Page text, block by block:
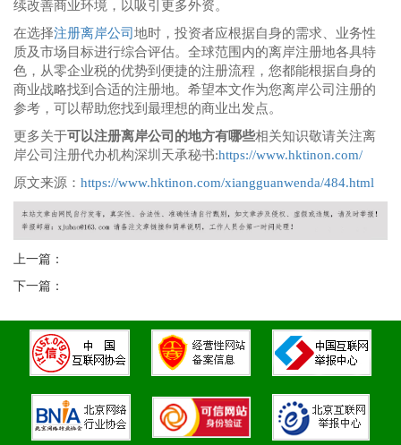
续改善商业环境，以吸引更多外资。
在选择注册离岸公司 地时，投资者应根据自身的需求、业务性
质及市场目标进行综合评估。全球范围内的离岸注册地各具特
色，从零企业税的优势到便捷的注册流程，您都能根据自身的
商业战略找到合适的注册地。希望本文作为您离岸公司注册的
参考，可以帮助您找到最理想的商业出发点。
更多关于可以注册离岸公司的地方有哪些相关知识敬请关注离
岸公司注册代办机构深圳天承秘书:https://www.hktinon.com/
原文来源： https://www.hktinon.com/xiangguanwenda/484.html
上一篇：
下一篇：